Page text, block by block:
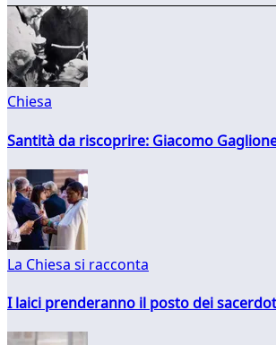
Chiesa
Santità da riscoprire: Giacomo
La Chiesa si racconta
I laici prenderanno il posto dei